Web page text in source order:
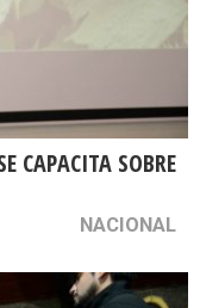
CAPACITA SOBRE
NACIONAL